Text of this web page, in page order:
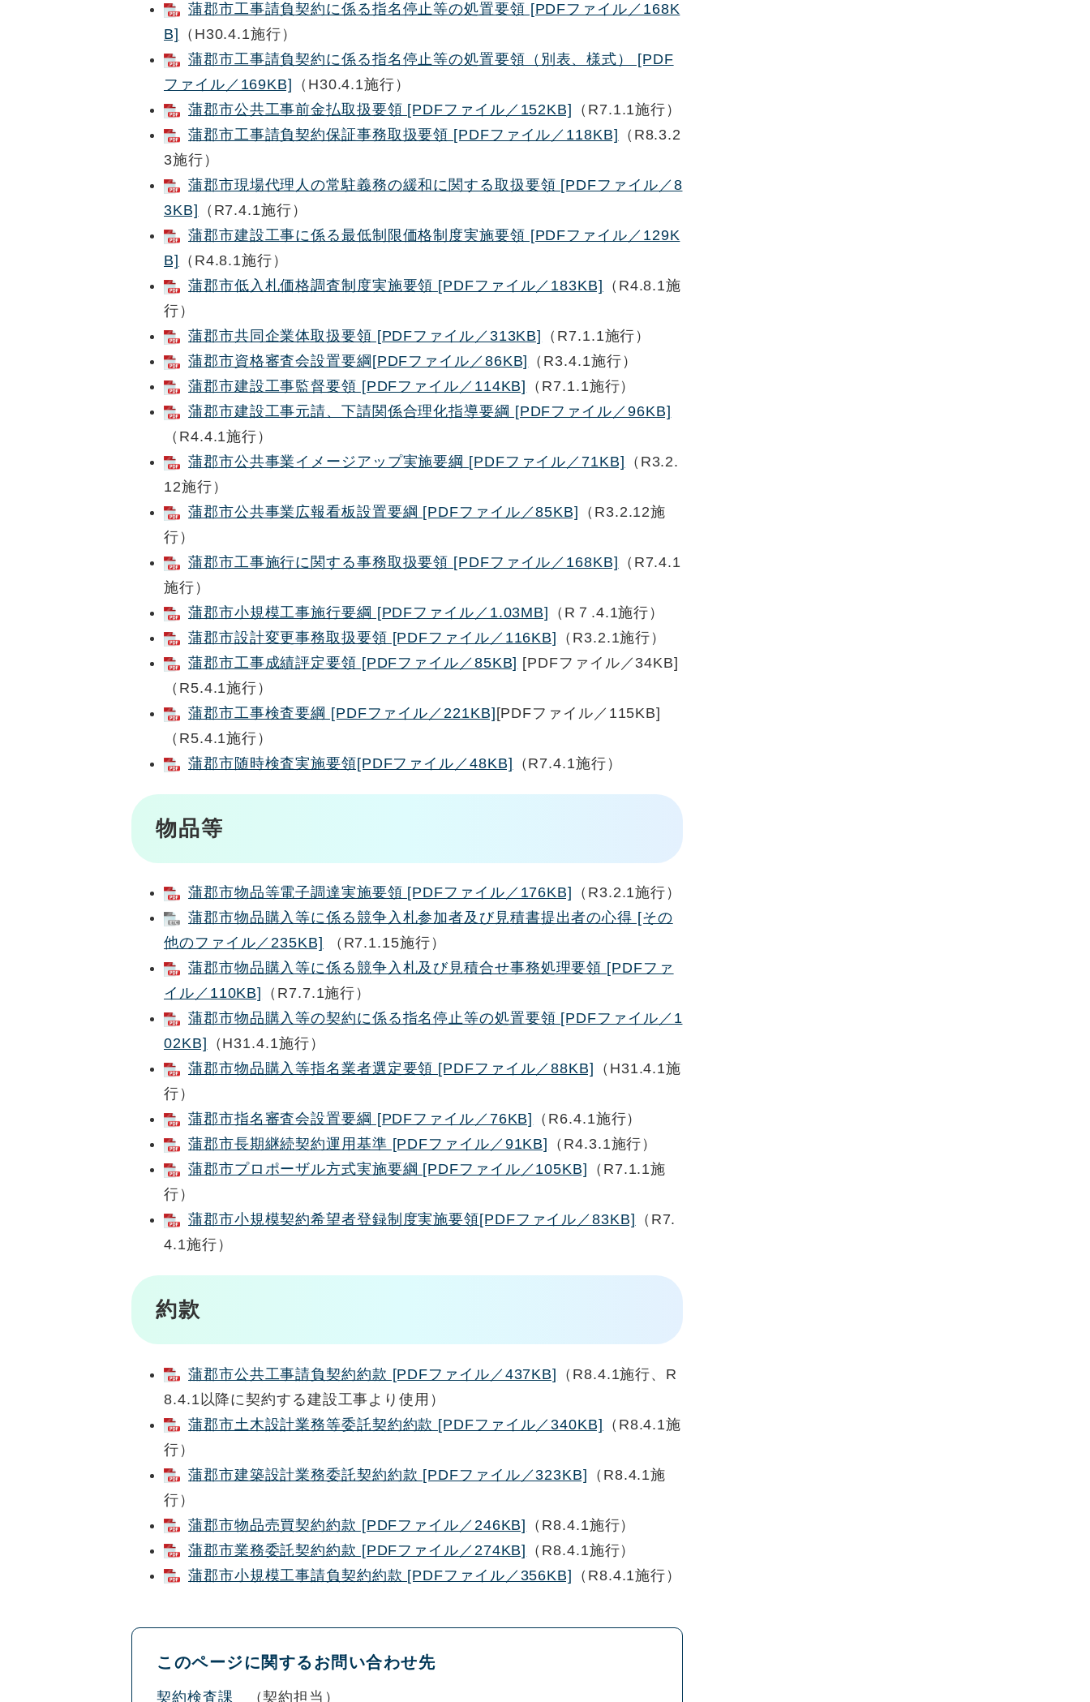
蒲郡市工事請負契約に係る指名停止等の処置要領 [PDFファイル／168K
B]
（H30.4.1施行）
蒲郡市工事請負契約に係る指名停止等の処置要領（別表、様式） [PDF
ファイル／169KB]
（H30.4.1施行）
蒲郡市公共工事前金払取扱要領 [PDFファイル／152KB]
（R7.1.1施行）
蒲郡市工事請負契約保証事務取扱要領 [PDFファイル／118KB]
（R8.3.2
3施行）
蒲郡市現場代理人の常駐義務の緩和に関する取扱要領 [PDFファイル／8
3KB]
（R7.4.1施行）
蒲郡市建設工事に係る最低制限価格制度実施要領 [PDFファイル／129K
B]
（R4.8.1施行）
蒲郡市低入札価格調査制度実施要領 [PDFファイル／183KB]
（R4.8.1施
行）
蒲郡市共同企業体取扱要領 [PDFファイル／313KB]
（R7.1.1施行）
蒲郡市資格審査会設置要綱[PDFファイル／86KB]
（R3.4.1施行）
蒲郡市建設工事監督要領 [PDFファイル／114KB]
（R7.1.1施行）
蒲郡市建設工事元請、下請関係合理化指導要綱 [PDFファイル／96KB]
（R4.4.1施行）
蒲郡市公共事業イメージアップ実施要綱 [PDFファイル／71KB]
（R3.2.
12施行）
蒲郡市公共事業広報看板設置要綱 [PDFファイル／85KB]
（R3.2.12施
行）
蒲郡市工事施行に関する事務取扱要領 [PDFファイル／168KB]
（R7.4.1
施行）
蒲郡市小規模工事施行要綱 [PDFファイル／1.03MB]
（R７.4.1施行）
蒲郡市設計変更事務取扱要領 [PDFファイル／116KB]
（R3.2.1施行）
蒲郡市工事成績評定要領 [PDFファイル／85KB] [PDFファイル／34KB]
（R5.4.1施行）
蒲郡市工事検査要綱 [PDFファイル／221KB] [PDFファイル／115KB]
（R5.4.1施行）
蒲郡市随時検査実施要領[PDFファイル／48KB]
（R7.4.1施行）
物品等
蒲郡市物品等電子調達実施要領 [PDFファイル／176KB]
（R3.2.1施行）
蒲郡市物品購入等に係る競争入札参加者及び見積書提出者の心得 [その
他のファイル／235KB]
（R7.1.15施行）
蒲郡市物品購入等に係る競争入札及び見積合せ事務処理要領 [PDFファ
イル／110KB]
（R7.7.1施行）
蒲郡市物品購入等の契約に係る指名停止等の処置要領 [PDFファイル／1
02KB]
（H31.4.1施行）
蒲郡市物品購入等指名業者選定要領 [PDFファイル／88KB]
（H31.4.1施
行）
蒲郡市指名審査会設置要綱 [PDFファイル／76KB]
（R6.4.1施行）
蒲郡市長期継続契約運用基準 [PDFファイル／91KB]
​（R4.3.1施行）
蒲郡市プロポーザル方式実施要綱 [PDFファイル／105KB]
（R7.1.1施
行）
蒲郡市小規模契約希望者登録制度実施要領[PDFファイル／83KB]
（R7.
4.1施行）
約款
蒲郡市公共工事請負契約約款 [PDFファイル／437KB]
（R8.4.1施行、R
8.4.1以降に契約する建設工事より使用）
蒲郡市土木設計業務等委託契約約款 [PDFファイル／340KB] （R8.4.1施
行）
蒲郡市建築設計業務委託契約約款 [PDFファイル／323KB] （R8.4.1施
行）
蒲郡市物品売買契約約款 [PDFファイル／246KB]
（R8.4.1施行）
蒲郡市業務委託契約約款 [PDFファイル／274KB]
（R8.4.1施行）
蒲郡市小規模工事請負契約約款 [PDFファイル／356KB] （R8.4.1施行）
このページに関するお問い合わせ先
契約検査課 契約担当